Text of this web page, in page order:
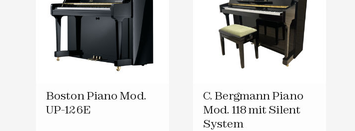
Boston Piano Mod.
UP-126E
C. Bergmann Piano
Mod. 118 mit Silent
System